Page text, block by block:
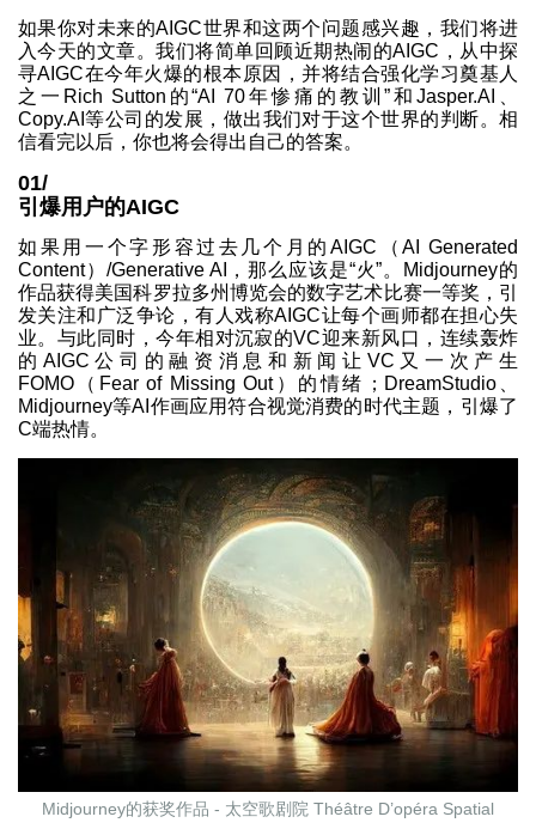
如果你对未来的AIGC世界和这两个问题感兴趣，我们将进
入今天的文章。我们将简单回顾近期热闹的AIGC，从中探
寻AIGC在今年火爆的根本原因，并将结合强化学习奠基人
之一Rich Sutton的“AI 70年惨痛的教训”和Jasper.AI、
Copy.AI等公司的发展，做出我们对于这个世界的判断。相
信看完以后，你也将会得出自己的答案。
01/
引爆用户的AIGC
如果用一个字形容过去几个月的AIGC（AI Generated
Content）/Generative AI，那么应该是“火”。Midjourney的
作品获得美国科罗拉多州博览会的数字艺术比赛一等奖，引
发关注和广泛争论，有人戏称AIGC让每个画师都在担心失
业。与此同时，今年相对沉寂的VC迎来新风口，连续轰炸
的AIGC公司的融资消息和新闻让VC又一次产生
FOMO（Fear of Missing Out）的情绪；DreamStudio、
Midjourney等AI作画应用符合视觉消费的时代主题，引爆了
C端热情。
Midjourney的获奖作品 - 太空歌剧院 Théâtre D’opéra Spatial